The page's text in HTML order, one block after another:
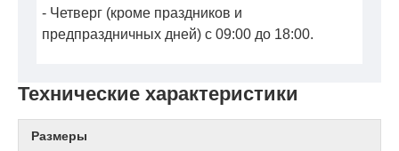
Технические характеристики
Размеры
- Четверг (кроме праздников и
предпраздничных дней) с 09:00 до 18:00.